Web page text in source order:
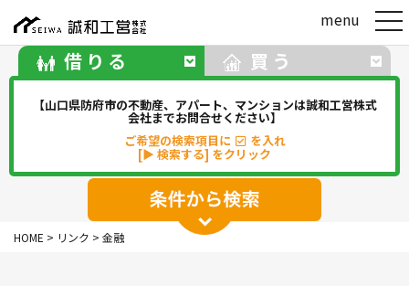
借りる 買う
【山口県防府市の不動産、アパート、マンションは誠和工営株式
会社までお問合せください】
ご希望の検索項目に
を入れ
[▶ 検索する] をクリック
アパート マンション
一戸建て
駐車場
HOME > リンク > 金融
menu t
o
g
l
i
g